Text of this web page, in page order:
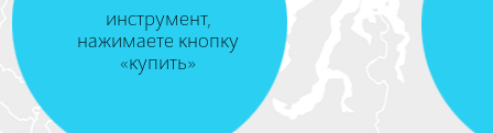
инструмент,
нажимаете кнопку
«купить»